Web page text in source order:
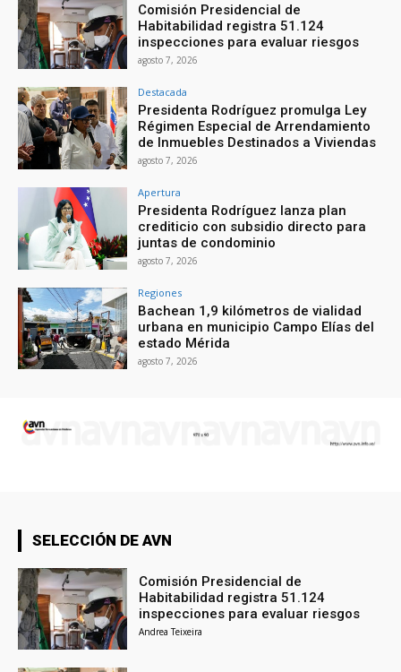
Comisión Presidencial de
Habitabilidad registra 51.124
inspecciones para evaluar riesgos
agosto 7, 2026
Destacada
Presidenta Rodríguez promulga Ley
Régimen Especial de Arrendamiento
de Inmuebles Destinados a Viviendas
agosto 7, 2026
Apertura
Presidenta Rodríguez lanza plan
crediticio con subsidio directo para
juntas de condominio
agosto 7, 2026
Regiones
Bachean 1,9 kilómetros de vialidad
urbana en municipio Campo Elías del
estado Mérida
agosto 7, 2026
SELECCIÓN DE AVN
Comisión Presidencial de
Habitabilidad registra 51.124
inspecciones para evaluar riesgos
Andrea Teixeira